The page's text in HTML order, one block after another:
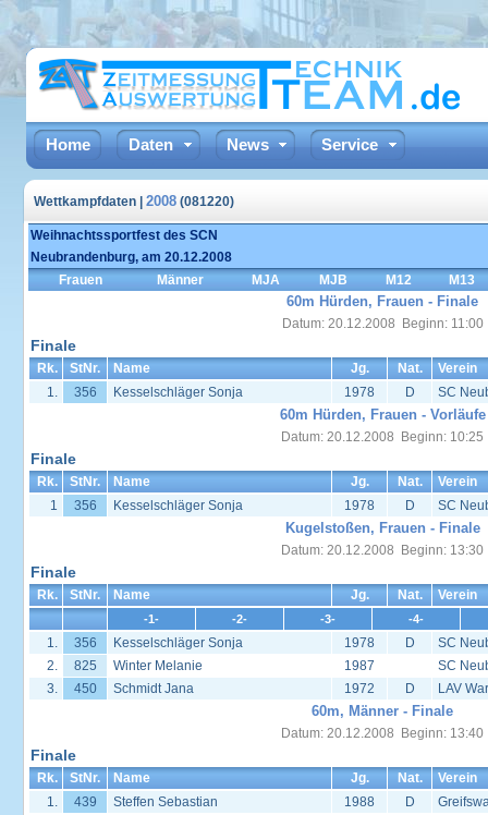
Home Daten News Service
Wettkampfdaten | 2008 (081220)
Weihnachtssportfest des SCN
Neubrandenburg, am 20.12.2008
Frauen
Männer MJA MJB M12 M13
60m Hürden, Frauen - Finale
Datum: 20.12.2008 Beginn: 11:00
Finale
Rk. StNr. Name Jg. Nat.
Verein
1.
356 Kesselschläger Sonja 1978 D SC
60m Hürden, Frauen - Vorläufe
Datum: 20.12.2008 Beginn: 10:25
Finale
Rk. StNr. Name Jg. Nat.
Verein
1
356 Kesselschläger Sonja 1978 D SC
Kugelstoßen, Frauen - Finale
Datum: 20.12.2008 Beginn: 13:30
Finale
Rk. StNr. Name Jg. Nat. Verein
-1- -2- -3- -4-
1. 356 Kesselschläger Sonja 1978 D
SC
2.
825 Winter Melanie 1987
SC
3.
450 Schmidt Jana 1972 D LAV
60m, Männer - Finale
Datum: 20.12.2008 Beginn: 13:40
Finale
Rk. StNr. Name Jg. Nat.
Verein
1.
439 Steffen Sebastian 1988 D